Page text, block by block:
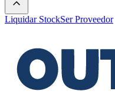
Liquidar StockSer Proveedor